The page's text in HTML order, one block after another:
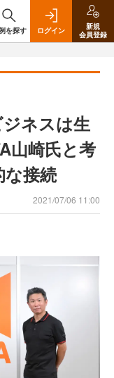
を探す ログイン
新規
会員登録
ネスは生
山崎氏と考
な接続
2021/07/06 11:00